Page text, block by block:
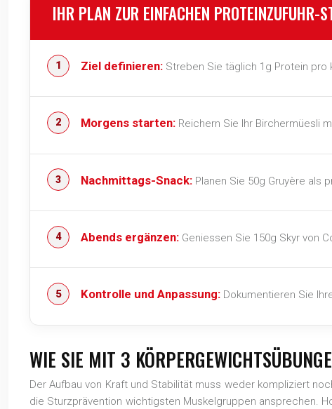
IHR PLAN ZUR EINFACHEN PROTEINZUFUHR-
Ziel definieren: Streben Sie täglich 1g Protein pro
Morgens starten: Reichern Sie Ihr Birchermüesli
Nachmittags-Snack: Planen Sie 50g Gruyère als
Abends ergänzen: Geniessen Sie 150g Skyr von
Kontrolle und Anpassung: Dokumentieren Sie
WIE SIE MIT 3
Der Aufbau von Kraft und Stabilität muss weder kompliziert
die Sturzprävention wichtigsten Muskelgruppen ansprechen.